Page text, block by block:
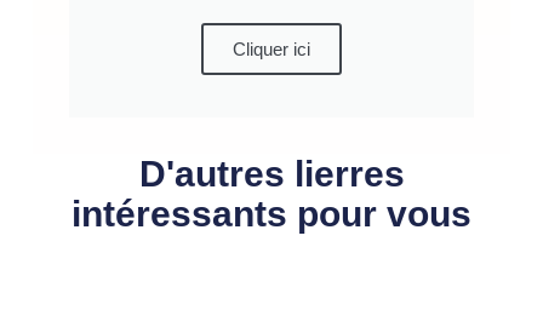
Cliquer ici
D'autres lierres
intéressants pour vous